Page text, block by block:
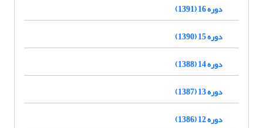
دوره 16 (1391)
دوره 15 (1390)
دوره 14 (1388)
دوره 13 (1387)
دوره 12 (1386)